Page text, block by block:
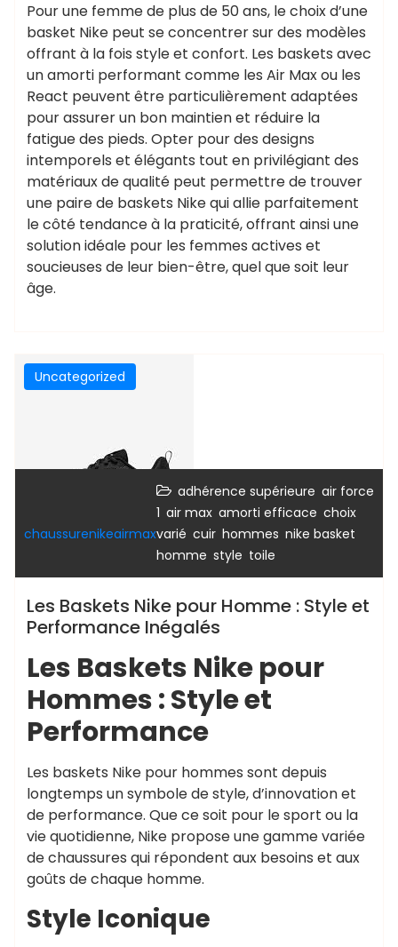
Pour une femme de plus de 50 ans, le choix d’une
basket Nike peut se concentrer sur des modèles
offrant à la fois style et confort. Les baskets avec
un amorti performant comme les Air Max ou les
React peuvent être particulièrement adaptées
pour assurer un bon maintien et réduire la
fatigue des pieds. Opter pour des designs
intemporels et élégants tout en privilégiant des
matériaux de qualité peut permettre de trouver
une paire de baskets Nike qui allie parfaitement
le côté tendance à la praticité, offrant ainsi une
solution idéale pour les femmes actives et
soucieuses de leur bien-être, quel que soit leur
âge.
Uncategorized
chaussurenikeairmax
adhérence supérieure air force
1 air max amorti efficace choix
varié cuir hommes nike basket
homme style toile
Les Baskets Nike pour Homme : Style et
Performance Inégalés
Les Baskets Nike pour
Hommes : Style et
Performance
Les baskets Nike pour hommes sont depuis
longtemps un symbole de style, d’innovation et
de performance. Que ce soit pour le sport ou la
vie quotidienne, Nike propose une gamme variée
de chaussures qui répondent aux besoins et aux
goûts de chaque homme.
Style Iconique